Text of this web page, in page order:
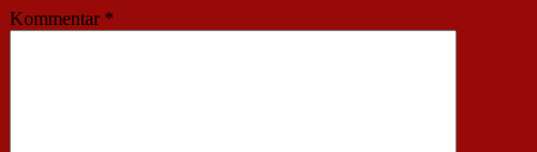
Kommentar *